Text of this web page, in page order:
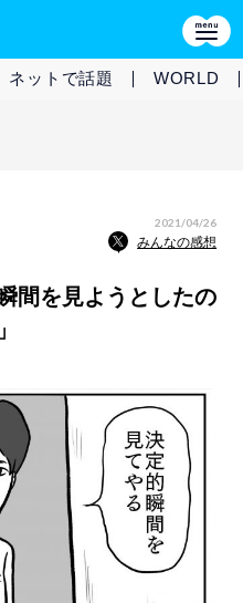
ネットで話題 WORLD
2021/04/26
みんなの感想
間を見ようとしたの